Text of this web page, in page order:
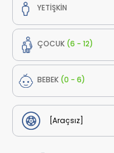
YETİŞKİN
ÇOCUK (6 - 12)
BEBEK (0 - 6)